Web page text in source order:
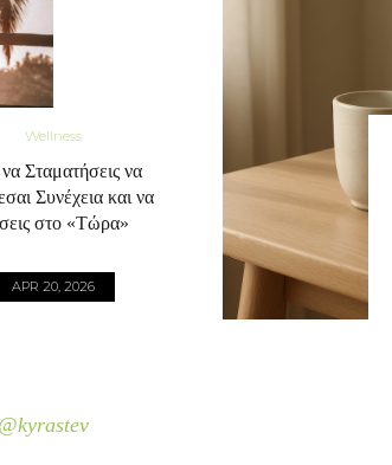
Wellness
Σταματήσεις να
Συνέχεια και να
στο «Τώρα»
APR 20, 2026
@kyrastev